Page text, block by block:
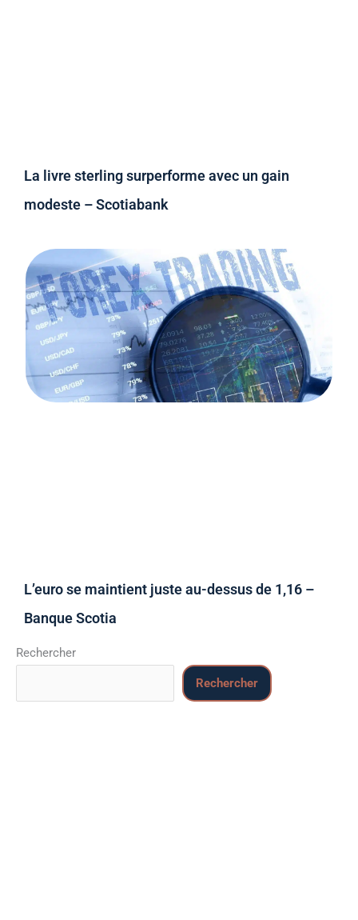
La livre sterling surperforme avec un gain
modeste – Scotiabank
L’euro se maintient juste au-dessus de 1,16 –
Banque Scotia
Rechercher
Rechercher